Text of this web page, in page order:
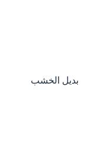
بديل الخشب